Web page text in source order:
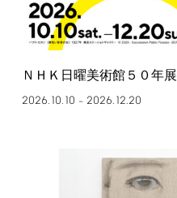
ＮＨＫ日曜美術館５０年展
2026.10.10 – 2026.12.20